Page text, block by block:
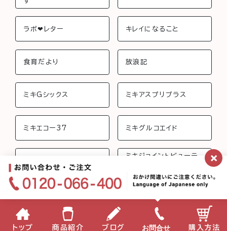
ラボ❤︎レター キレイになること
食育だより 放浪記
ミキGシックス ミキアスプリプラス
ミキエコー37 ミキグルコエイド
ミキジョイントビューテ
ミキフローライフ トリニ
ティ
ミキプロティーン95 ス
みらいげんき
×
トップ 商品紹介 ブログ お問合せ 購入方法